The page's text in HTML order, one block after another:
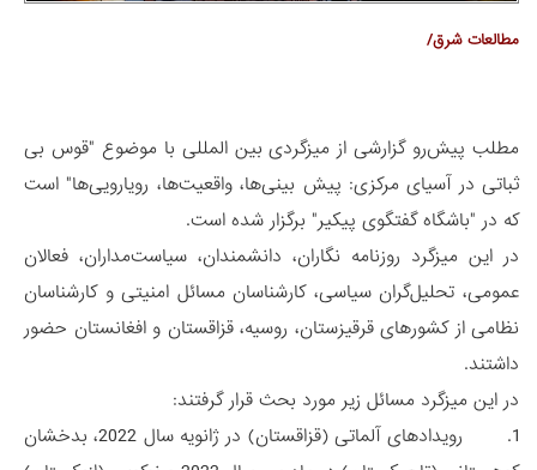
مطالعات شرق/
مطلب پیش‌رو گزارشی از میزگردی بین المللی با موضوع "قوس بی
ثباتی در آسیای مرکزی: پیش بینی‌ها، واقعیت‌ها، رویارویی‌ها" است
که در "باشگاه گفتگوی پیکیر" برگزار شده است.
در این میزگرد روزنامه نگاران، دانشمندان، سیاست‌مداران، فعالان
عمومی، تحلیل‌گران سیاسی، کارشناسان مسائل امنیتی و کارشناسان
نظامی از کشورهای قرقیزستان، روسیه، قزاقستان و افغانستان حضور
داشتند.
در این میزگرد مسائل زیر مورد بحث قرار گرفتند:
1. رویدادهای آلماتی (قزاقستان) در ژانویه سال 2022، بدخشان